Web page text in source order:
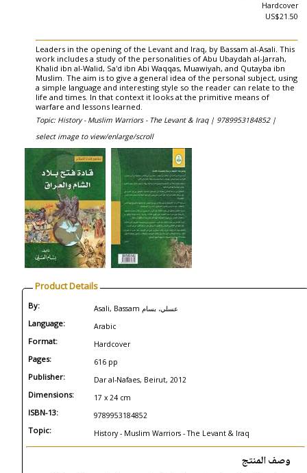
Hardcover
US$21.50
Leaders in the opening of the Levant and Iraq, by Bassam al-Asali. This
work includes a study of the personalities of Abu Ubaydah al-Jarrah,
Khalid ibn al-Walid, Sa'd ibn Abi Waqqas, Muawiyah, and Qutayba ibn
Muslim. The aim is to give a general idea of the personal subject, using
a simple language and interesting style so the reader can relate to the
life and times. In that context it looks at the primitive means of
warfare and lessons learned.
Topic: History - Muslim Warriors - The Levant & Iraq | 9789953184852 |
select image to view/enlarge/scroll
Product Details
By: Asali, Bassam عسلي، بسام
Language: Arabic
Format: Hardcover
Pages: 616 pp
Publisher: Dar al-Nafaes, Beirut, 2012
Dimensions: 17 x 24 cm
ISBN-13: 9789953184852
Topic: History - Muslim Warriors - The Levant & Iraq
وصف المنتج